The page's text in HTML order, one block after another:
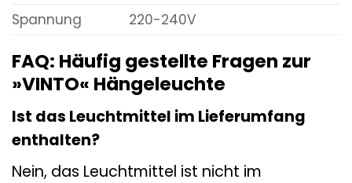
Spannung
220-240V
FAQ: Häufig gestellte Fragen zur
»VINTO« Hängeleuchte
Ist das Leuchtmittel im Lieferumfang
enthalten?
Nein, das Leuchtmittel ist nicht im